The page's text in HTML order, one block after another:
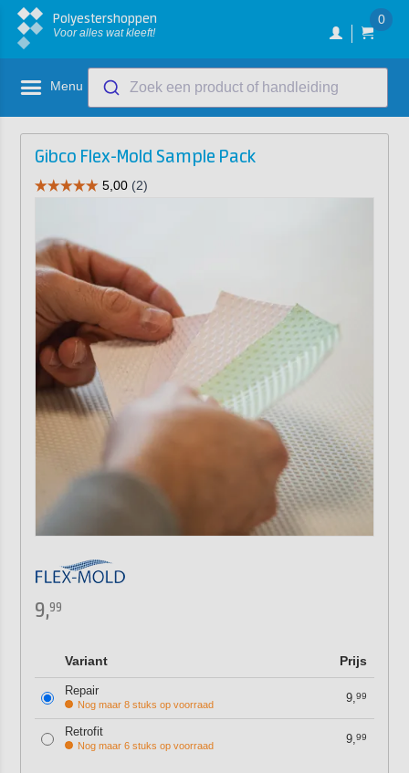
Polyestershoppen
Voor alles wat kleeft!
0
Menu Zoek een product of handleiding
Gibco Flex-Mold Sample Pack
9,99
Variant Prijs
Repair
Nog maar 8 stuks op voorraad 9,99
Retrofit
Nog maar 6 stuks op voorraad 9,99